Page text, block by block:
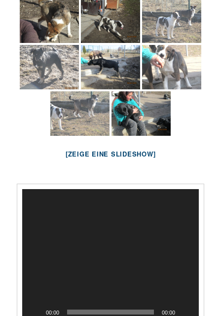
[ZEIGE EINE SLIDESHOW]
00:00 00:00